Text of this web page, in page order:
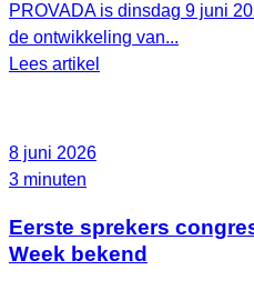
PROVADA is dinsdag 9 juni
de ontwikkeling van...
Lees artikel
8 juni 2026
3 minuten
Eerste sprekers
Week bekend